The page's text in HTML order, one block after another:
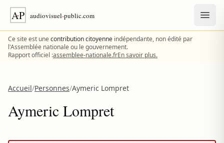
Aller au contenu
Ce site est unecontribution citoyenne indépendante, non édité par
l'Assemblée nationale ou le gouvernement.
Rapport officiel :assemblee-nationale.frEn savoir plus.
Accueil/Personnes/Aymeric Lompret
Aymeric Lompret